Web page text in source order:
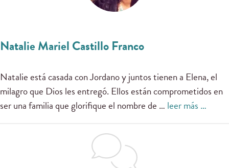
Natalie Mariel Castillo Franco
Natalie está casada con Jordano y juntos tienen a Elena, el
milagro que Dios les entregó. Ellos están comprometidos en
ser una familia que glorifique el nombre de … leer más …